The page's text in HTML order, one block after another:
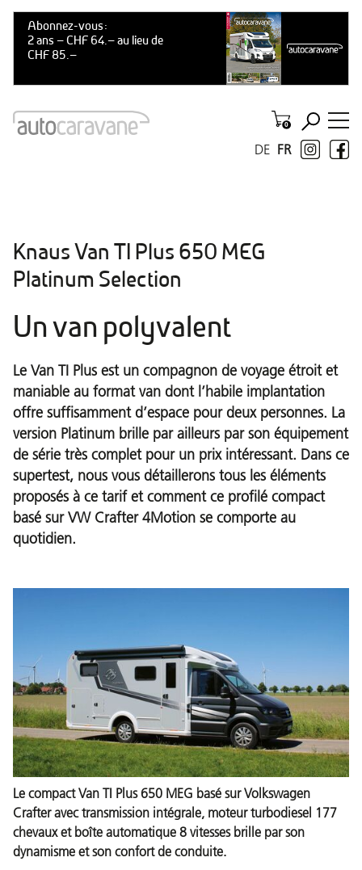
FR
DE
Knaus Van TI Plus 650 MEG
Platinum Selection
Un van polyvalent
Le Van TI Plus est un compagnon de voyage étroit et
maniable au format van dont l’habile implantation
offre suffisamment d’espace pour deux personnes. La
version Platinum brille par ailleurs par son équipement
de série très complet pour un prix intéressant. Dans ce
supertest, nous vous détaillerons tous les éléments
proposés à ce tarif et comment ce profilé compact
basé sur VW Crafter 4Motion se comporte au
quotidien.
Le compact Van TI Plus 650 MEG basé sur Volkswagen
Crafter avec transmission intégrale, moteur turbodiesel 177
chevaux et boîte automatique 8 vitesses brille par son
dynamisme et son confort de conduite.